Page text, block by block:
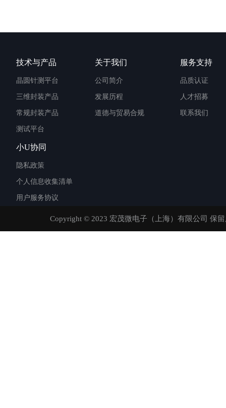
技术与产品
晶圆针测平台
三维封装产品
常规封装产品
测试平台
关于我们
公司简介
发展历程
道德与贸易合规
服务支持
品质认证
人才招募
联系我们
小U协同
隐私政策
个人信息收集清单
用户服务协议
Copyright © 2023 宏茂微电子（上海）有限公司 保